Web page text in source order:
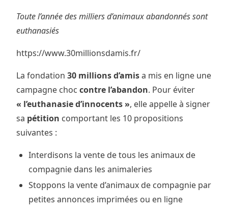
Toute l’année des milliers d’animaux abandonnés sont
euthanasiés
https://www.30millionsdamis.fr/
La fondation 30 millions d’amisa mis en ligne une
campagne choc contre l’abandon. Pour éviter
« l’euthanasie d’innocents », elle appelle à signer
sa pétition comportant les 10 propositions
suivantes :
Interdisons la vente de tous les animaux de
compagnie dans les animaleries
Stoppons la vente d’animaux de compagnie par
petites annonces imprimées ou en ligne